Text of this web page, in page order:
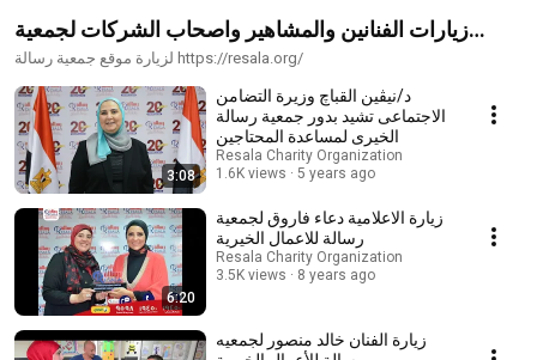
زيارات الفنانين والمشاهير واصحاب الشركات لجمعية
رسالة
لزيارة موقع جمعية رسالة https://resala.org/
3:08
د/نيڤين القباچ وزيرة التضامن
الاجتماعى تشيد بدور جمعية رسالة
الخيرى لمساعدة المحتاجين
Resala Charity Organization
1.6K views
5 years ago
6:20
زيارة الاعلامية دعاء فاروق لجمعية
رسالة للاعمال الخيرية
Resala Charity Organization
3.5K views
8 years ago
زيارة الفنان خالد منصور لجمعيه